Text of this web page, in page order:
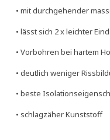
• mit durchgehender
• lässt sich 2 x leichter
• Vorbohren bei hartem
• deutlich weniger
• beste
• schlagzäher Kunststoff